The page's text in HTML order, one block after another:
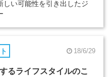
しい可能性を引き出したジ
18/6/29
るライフスタイルのこ